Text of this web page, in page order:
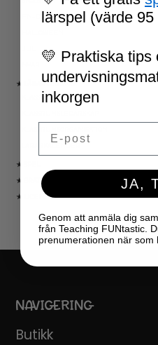
FN-DAGEN
★ LÄRARVERKTYG
KLASSRUMSDEKORATION
LÄRARKALENDER
★ SPEL
★ GRATIS
★ LICENSER
NAVIGERING
Butikk
lärspel (värde 95
💛 Praktiska tips
inkorgen
JA,
Genom att anmäla dig
från Teaching FUNtastic.
prenumerationen när som